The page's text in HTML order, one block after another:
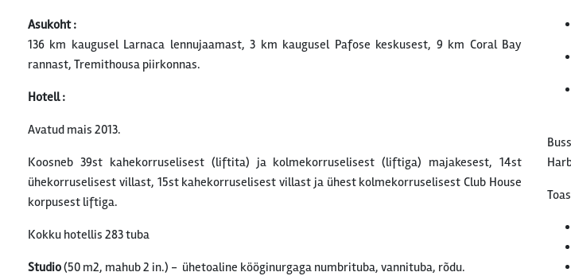
Asukoht :
136 km kaugusel Larnaca lennujaamast, 3 km kaugusel Pafose keskusest, 9 km Coral Bay
rannast, Tremithousa piirkonnas.
Hotell :
Avatud mais 2013.
Koosneb 39st kahekorruselisest (liftita) ja kolmekorruselisest (liftiga) majakesest, 14st
ühekorruselisest villast, 15st kahekorruselisest villast ja ühest kolmekorruselisest Club House
korpusest liftiga.
Kokku hotellis 283 tuba
Studio(50 m2, mahub 2 in.) - ühetoaline kööginurgaga numbrituba, vannituba, rõdu.
Toas